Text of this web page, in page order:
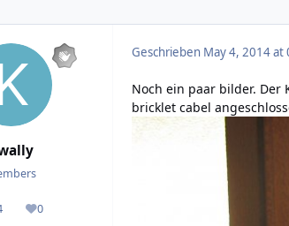
0
Reputation
Geschrieben May 4, 2014 at
Noch ein paar bilder. Der
bricklet cabel